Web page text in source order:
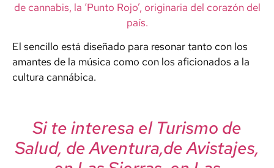
de cannabis, la ‘Punto Rojo’, originaria del corazón del
país.
El sencillo está diseñado para resonar tanto con los
amantes de la música como con los aficionados a la
cultura cannábica.
Si te interesa el Turismo de
Salud, de Aventura,de Avistajes,